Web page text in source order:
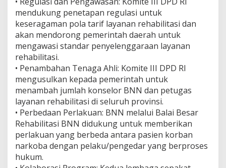
mendukung penetapan regulasi untuk
keseragaman pola tarif layanan rehabilitasi dan
akan mendorong pemerintah daerah untuk
mengawasi standar penyelenggaraan layanan
rehabilitasi.
•⁠ ⁠Penambahan Tenaga Ahli: Komite III DPD RI
mengusulkan kepada pemerintah untuk
menambah jumlah konselor BNN dan petugas
layanan rehabilitasi di seluruh provinsi.
•⁠ ⁠Perbedaan Perlakuan: BNN melalui Balai Besar
Rehabilitasi BNN didukung untuk memberikan
perlakuan yang berbeda antara pasien korban
narkoba dengan pelaku/pengedar yang berproses
hukum.